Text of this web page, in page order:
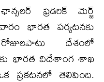
ఫ్రెడరిక్​ మెర్జ్
భారత పర్యటనకు
దేశంలో
భారత విదేశాంగ శాఖ
తెలిపింది.